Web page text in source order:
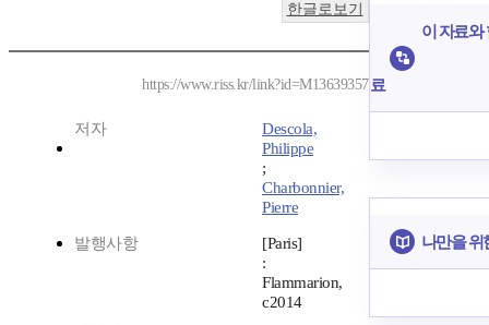
한글로보기
https://www.riss.kr/link?id=M13639357
저자
Descola,
Philippe
;
Charbonnier,
Pierre
발행사항
[Paris]
:
Flammarion,
c2014
이 자료와
료
나만을 위